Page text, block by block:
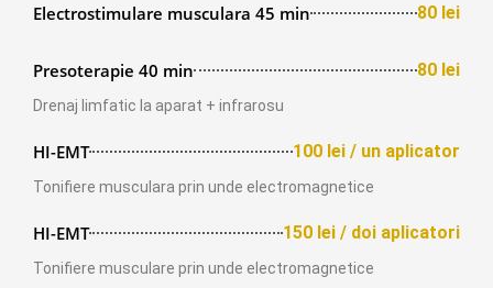
Electrostimulare musculara 45 min 80 lei
Presoterapie 40 min 80 lei
Drenaj limfatic la aparat + infrarosu
HI-EMT 100 lei / un aplicator
Tonifiere musculara prin unde electromagnetice
HI-EMT 150 lei / doi aplicatori
Tonifiere musculare prin unde electromagnetice